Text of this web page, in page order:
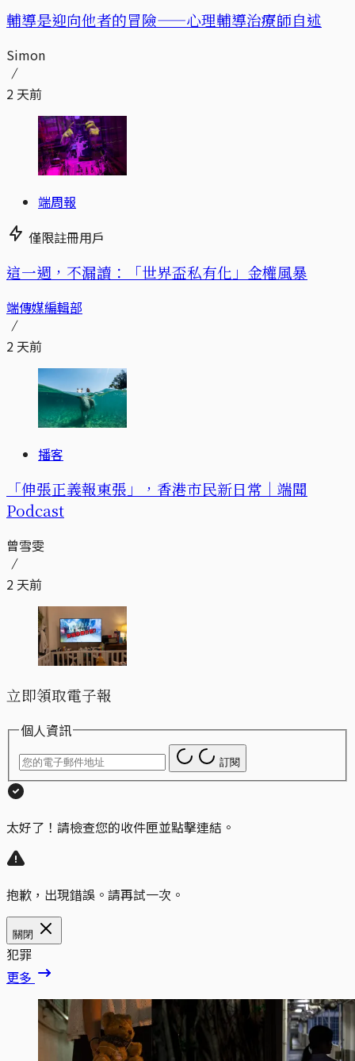
輔導是迎向他者的冒險——心理輔導治療師自述
Simon
2 天前
端周報
僅限註冊用戶
這一週，不漏讀：「世界盃私有化」金權風暴
端傳媒編輯部
2 天前
播客
「伸張正義報東張」，香港市民新日常｜端聞
Podcast
曾雪雯
2 天前
立即領取電子報
個人資訊
訂閱
太好了！請檢查您的收件匣並點擊連結。
抱歉，出現錯誤。請再試一次。
關閉
犯罪
更多